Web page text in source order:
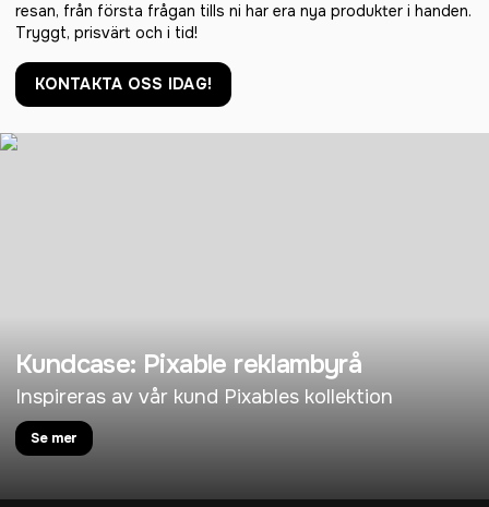
resan, från första frågan tills ni har era nya produkter i handen.
Tryggt, prisvärt och i tid!
KONTAKTA OSS IDAG!
Kundcase: Pixable reklambyrå
Inspireras av vår kund Pixables kollektion
Se mer